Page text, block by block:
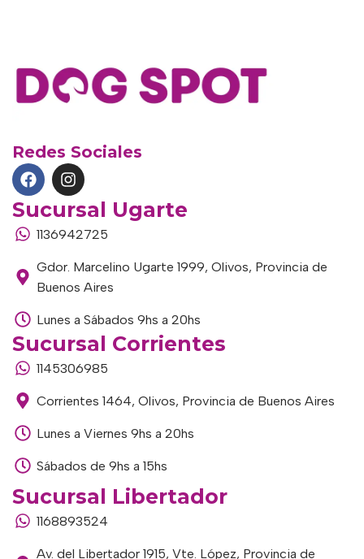
Redes Sociales
Sucursal Ugarte
1136942725
Gdor. Marcelino Ugarte 1999, Olivos, Provincia de
Buenos Aires
Lunes a Sábados 9hs a 20hs
Sucursal Corrientes
1145306985
Corrientes 1464, Olivos, Provincia de Buenos Aires
Lunes a Viernes 9hs a 20hs
Sábados de 9hs a 15hs
Sucursal Libertador
1168893524
Av. del Libertador 1915, Vte. López, Provincia de